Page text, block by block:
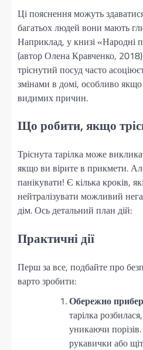
Ці пояснення можуть
багатьох людей вони мають
Наприклад, у книзі «Народні
(автор Олена Кравченко, 2018)
тріснутий посуд часто
змінами в домі, особливо якщо
видимих причин.
Що робити, якщо
Тріснута тарілка може
якщо ви вірите в прикмети.
панікувати! Є кілька кроків,
нейтралізувати можливий
дім. Ось детальний план дій:
Практичні дії
Перш за все, подбайте про
варто зробити:
Обережно
тарілка
уникаючи
рукавички або